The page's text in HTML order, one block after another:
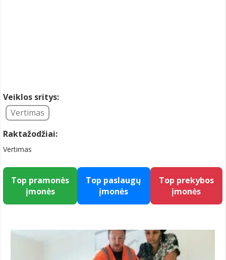
Veiklos sritys:
Vertimas
Raktažodžiai:
Vertimas
Top pramonės
įmonės
Top paslaugų
įmonės
Top prekybos
įmonės